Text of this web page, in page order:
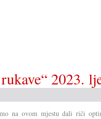
2023.
na ovom mjestu dali riči